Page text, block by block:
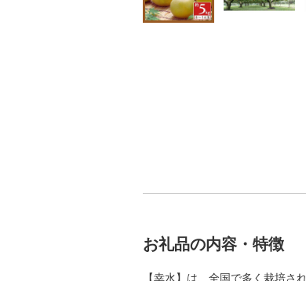
お礼品の内容・特徴
【幸水】は、全国で多く栽培さ